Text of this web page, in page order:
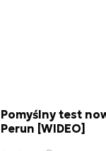
Pomyślny test
Perun [WIDEO]